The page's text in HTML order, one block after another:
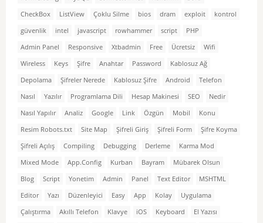
CheckBox
ListView Çoklu Silme bios dram exploit
kontrol
güvenlik
intel javascript rowhammer script
PHP
Admin Panel
Responsive Xtbadmin Free Ücretsiz
Wifi
Wireless
Keys Şifre Anahtar Password
Kablosuz Ağ
Depolama
Şifreler Nerede Kablosuz Şifre Android
Telefon
Nasıl
Yazılır Programlama Dili Hesap Makinesi SEO
Nedir
Nasıl Yapılır
Analiz Google Link Özgün Mobil
Konu
Resim Robots.txt
Site Map Şifreli Giriş Şifreli Form
Şifre Koyma
Şifreli Açılış
Compiling Debugging Derleme
Karma Mod
Mixed Mode
App.Config Kurban Bayram
Mübarek Olsun
Blog
Script Yonetim Admin Panel Text Editor
MSHTML
Editor
Yazı Düzenleyici Easy App Kolay
Uygulama
Çalıştırma
Akıllı Telefon Klavye iOS Keyboard
El Yazısı